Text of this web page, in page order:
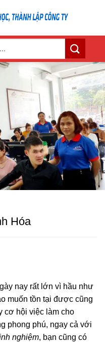
Hóa
nay rất lớn vì hầu như
muốn tồn tại được cũng
cơ hội việc làm cho
phong phú, ngay cả với
nghiệm, bạn cũng có